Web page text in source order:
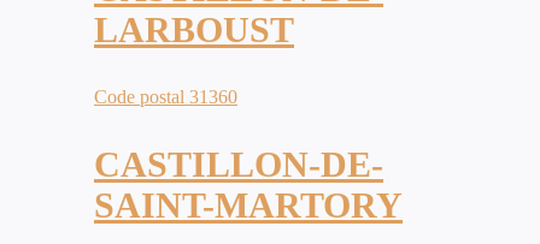
LARBOUST
Code postal 31360
CASTILLON-DE-
SAINT-MARTORY